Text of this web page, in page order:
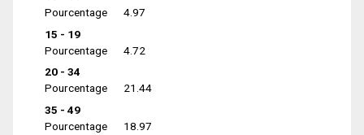
Pourcentage
4.97
15 - 19
Pourcentage
4.72
20 - 34
Pourcentage
21.44
35 - 49
Pourcentage
18.97